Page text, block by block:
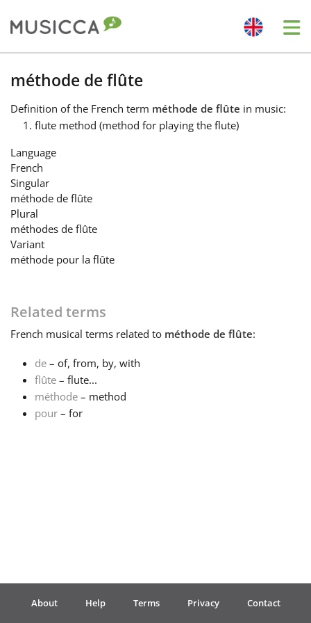
Bahasa Indonesia
Български
Dansk
Deutsch
Français
한국어
Português
méthode de flûte
Definition of the French term méthode de flûte in music:
flute method (method for playing the flute)
Language
French
Singular
méthode de flûte
Plural
méthodes de flûte
Variant
méthode pour la flûte
Related terms
French musical terms related to méthode de flûte:
de – of, from, by, with
flûte – flute...
méthode – method
pour – for
About Help Terms Privacy Contact